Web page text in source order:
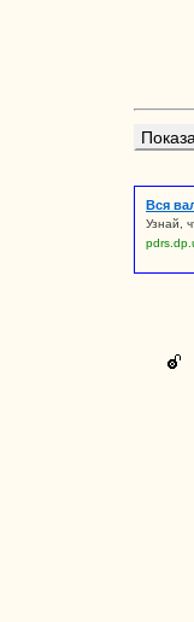
Вся
Узнай,